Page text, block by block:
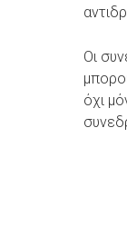
Οι
όχι